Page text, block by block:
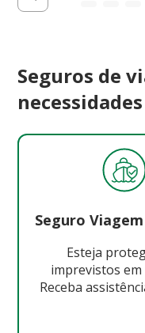
Seguros de
Seguro
Esteja
imprevistos
Receba